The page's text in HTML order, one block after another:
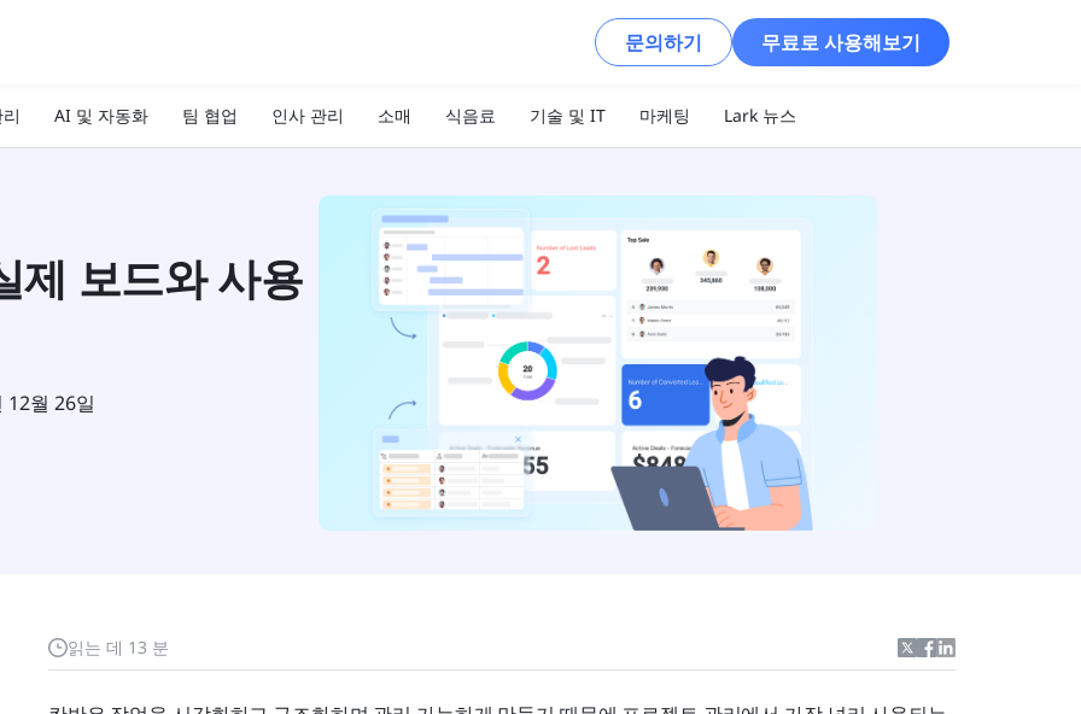
문의하기 무료로 사용해보기
AI 및 자동화 팀 협업 인사 관리 소매 식음료 기술 및 IT 마케팅 Lark 뉴스
제 보드와 사용
12월 26일
읽는 데 13 분